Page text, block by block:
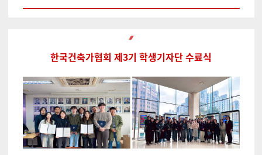
한국건축가협회 제3기 학생기자단 수료식